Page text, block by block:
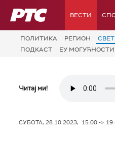
РТС ВЕСТИ
ПОЛИТИКА РЕГИОН СВЕТ
ПОДКАСТ
ЕУ МОГУЋНОСТИ
Читај ми!
СУБОТА, 28.10.2023, 15:00 ->